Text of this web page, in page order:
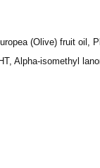
(Olive) fruit oil,
Alpha-isomethyl